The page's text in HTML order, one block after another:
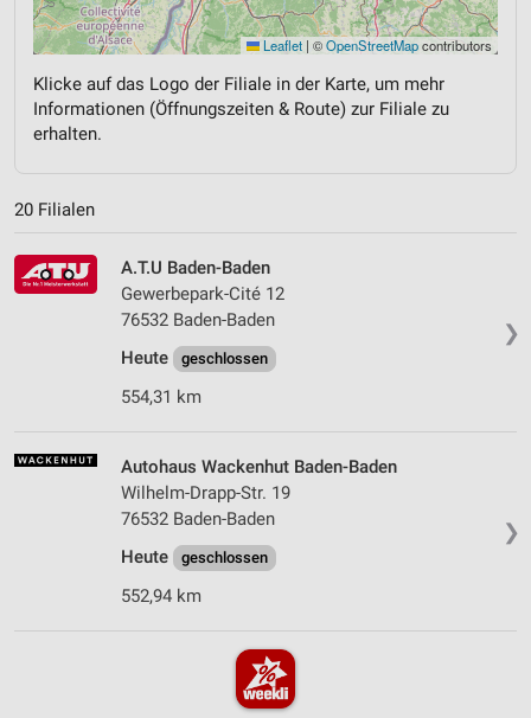
Leaflet | ©OpenStreetMapcontributors
Klicke auf das Logo der Filiale in der Karte, um mehr
Informationen (Öffnungszeiten & Route) zur Filiale zu
erhalten.
20 Filialen
❯
A.T.U Baden-Baden
Gewerbepark-Cité 12
76532 Baden-Baden
Heute
geschlossen
554,31 km
❯
Autohaus Wackenhut Baden-Baden
Wilhelm-Drapp-Str. 19
76532 Baden-Baden
Heute
geschlossen
552,94 km